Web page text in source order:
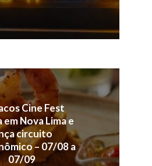
Cine Fest
Nova Lima e
circuito
– 07/08 a
07/09